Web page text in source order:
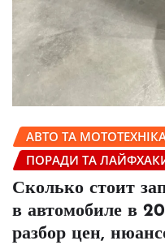
АВТО ТА
ПОРАДИ ТА
Сколько стоит
в автомобиле в
разбор цен,